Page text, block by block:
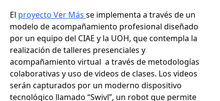
El proyecto Ver Más se implementa a través de un
modelo de acompañamiento profesional diseñado
por un equipo del CIAE y la UOH, que contempla la
realización de talleres presenciales y
acompañamiento virtual a través de metodologías
colaborativas y uso de videos de clases. Los videos
serán capturados por un moderno dispositivo
tecnológico llamado “Swivl”, un robot que permite